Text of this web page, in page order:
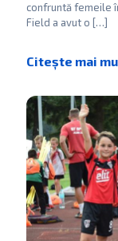
confruntă femeile
Field a avut o […]